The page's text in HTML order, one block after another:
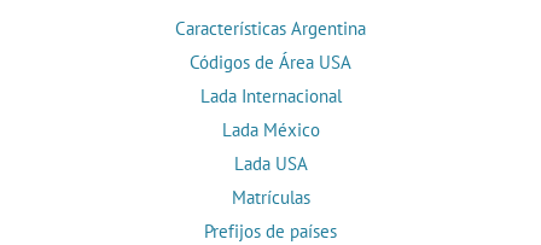
Características Argentina
Códigos de Área USA
Lada Internacional
Lada México
Lada USA
Matrículas
Prefijos de países